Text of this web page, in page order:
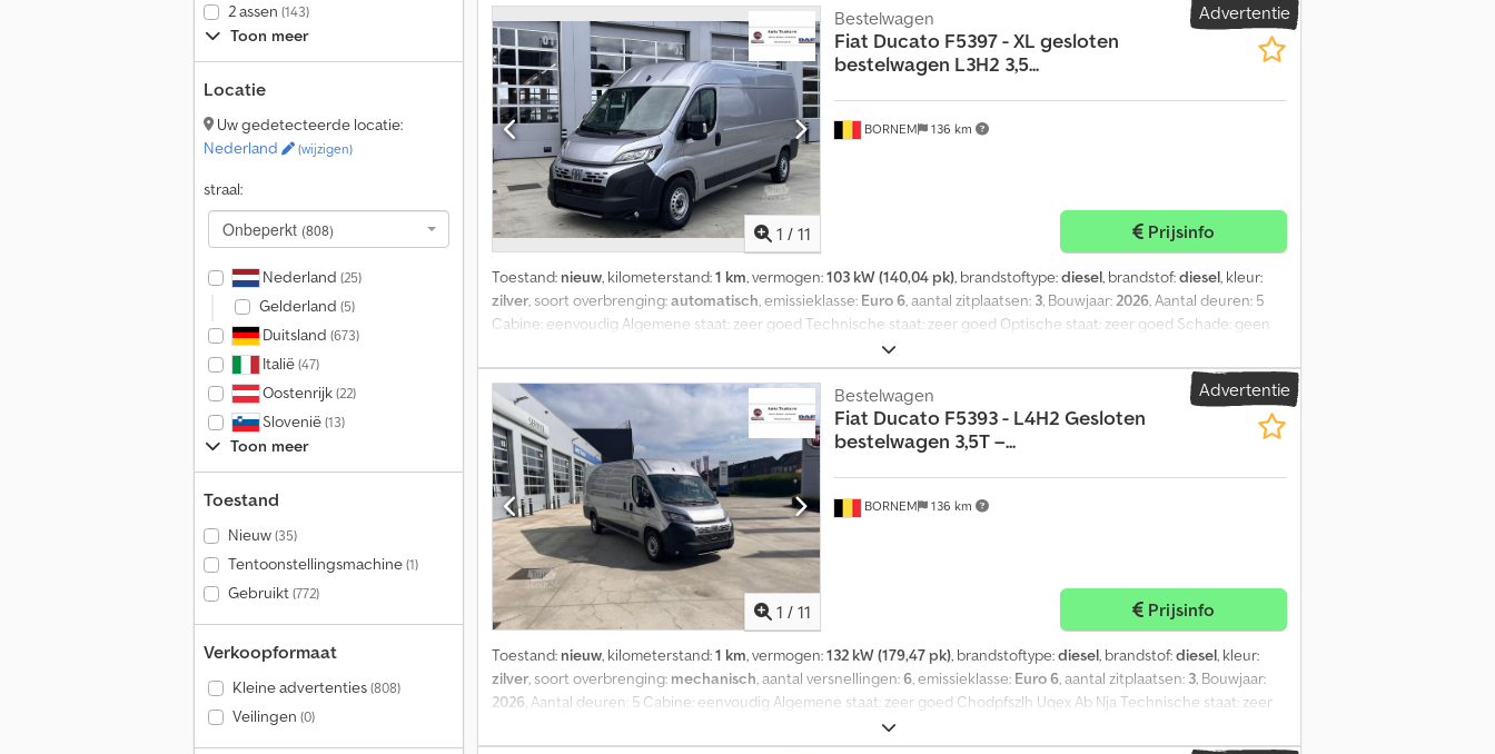
2 assen (143)
Toon meer
Locatie
Uw gedetecteerde locatie:
Nederland
(wijzigen)
straal:
Onbeperkt (808)
Nederland (25)
Gelderland (5)
Duitsland (673)
Italië(47)
Oostenrijk(22)
Slovenië(13)
Toon meer
Toestand
Nieuw(35)
Tentoonstellingsmachine(1)
Gebruikt(772)
Verkoopformaat
Kleine advertenties(808)
Veilingen (0)
Advertentie
1 / 11
BORNEM 136 km
Bestelwagen
Fiat Ducato F5397 - XL gesloten
bestelwagen L3H2 3,5...
Prijsinfo
Toestand: nieuw, kilometerstand:1 km, vermogen:103 kW (140,04 pk), brandstoftype:diesel, brandstof:diesel, kleur:
zilver, soort overbrenging:automatisch, emissieklasse: Euro 6, aantal zitplaatsen: 3, Bouwjaar:2026, Aantal deuren: 5
Cabine: eenvoudig Algemene staat: zeer goed Technische staat: zeer goed Optische staat: zeer goed Schade: geen
Advertentie
1 / 11
BORNEM 136 km
Bestelwagen
Fiat Ducato F5393 - L4H2 Gesloten
bestelwagen 3,5T –...
Prijsinfo
Toestand: nieuw, kilometerstand:1 km, vermogen:132 kW (179,47 pk), brandstoftype:diesel, brandstof:diesel, kleur:
zilver, soort overbrenging: mechanisch, aantal versnellingen:6, emissieklasse: Euro 6, aantal zitplaatsen: 3, Bouwjaar:
2026, Aantal deuren: 5 Cabine: eenvoudig Algemene staat: zeer goed Chodpfszlh Uqex Ab Nja Technische staat: zeer
goed Optische staat: zeer goed Schade: geen Garantie: geen